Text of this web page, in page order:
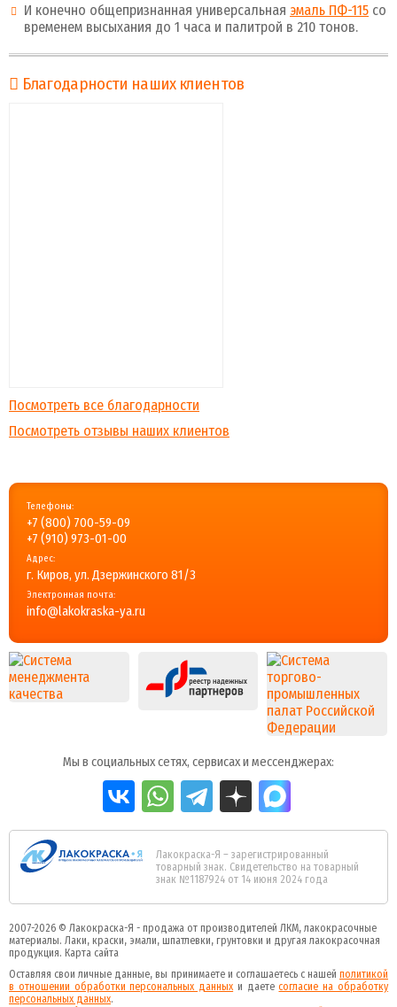
И конечно общепризнанная универсальная эмаль ПФ-115 со
временем высыхания до 1 часа и палитрой в 210 тонов.
Благодарности наших клиентов
Посмотреть все благодарности
Посмотреть отзывы наших клиентов
Телефоны:
+7 (800) 700-59-09
+7 (910) 973-01-00
Адрес:
г. Киров, ул. Дзержинского 81/3
Электронная почта:
info@lakokraska-ya.ru
Мы в социальных сетях, сервисах и мессенджерах:
Лакокраска-Я – зарегистрированный
товарный знак. Свидетельство на товарный
знак №1187924 от 14 июня 2024 года
2007-2026 © Лакокраска-Я - продажа от производителей ЛКМ, лакокрасочные
материалы. Лаки, краски, эмали, шпатлевки, грунтовки и другая лакокрасочная
продукция. Карта сайта
Оставляя свои личные данные, вы принимаете и соглашаетесь с нашей политикой
в отношении обработки персональных данных и даетеcогласие на обработку
персональных данных.